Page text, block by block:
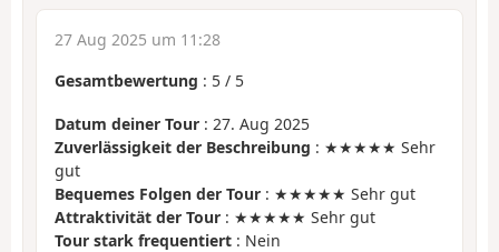
27 Aug 2025 um 11:28
Gesamtbewertung : 5 / 5
Datum deiner Tour : 27. Aug 2025
Zuverlässigkeit der Beschreibung : ★★★★★ Sehr
gut
Bequemes Folgen der Tour : ★★★★★ Sehr gut
Attraktivität der Tour : ★★★★★ Sehr gut
Tour stark frequentiert : Nein